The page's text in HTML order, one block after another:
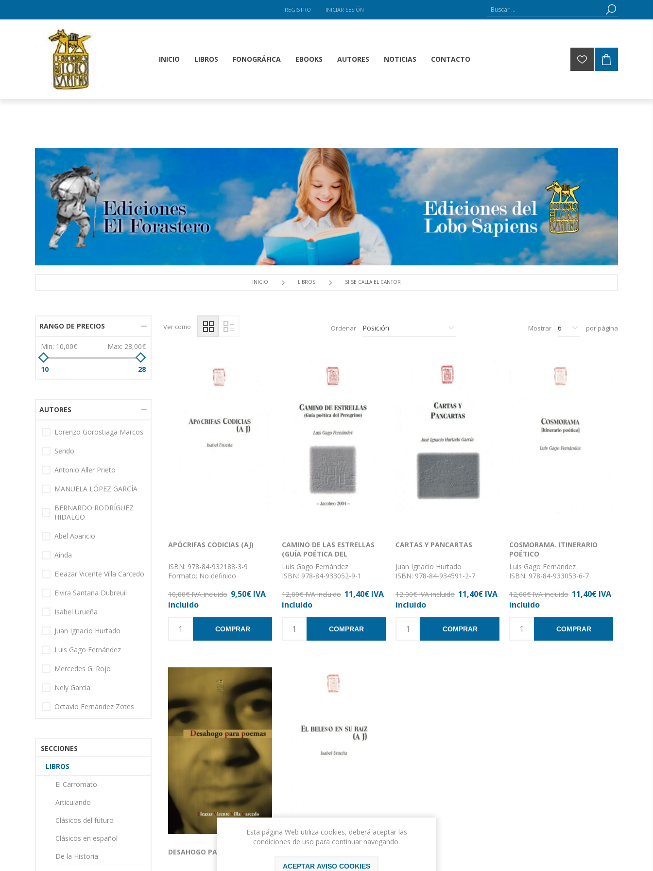
REGISTRO INICIAR SESIÓN
INICIO LIBROS FONOGRÁFICA EBOOKS AUTORES NOTICIAS CONTACTO
INICIO LIBROS SI SE CALLA EL CANTOR
Ver como Ordenar Mostrar por página
APÓCRIFAS CODICIAS (AJ)
ISBN: 978-84-932188-3-9
Formato: No definido
10,00€ IVA incluido 9,50€ IVA
incluido
COMPRAR
CAMINO DE LAS ESTRELLAS
(GUÍA POÉTICA DEL
PEREGRINO)
Luis Gago Fernández
ISBN: 978-84-933052-9-1
Nº de páginas: 152
Encuadernación: Rústica
12,00€ IVA incluido 11,40€ IVA
incluido
COMPRAR
CARTAS Y PANCARTAS
Juan Ignacio Hurtado
ISBN: 978-84-934591-2-7
Nº de páginas: 120
Encuadernación: Rústica
12,00€ IVA incluido 11,40€ IVA
incluido
COMPRAR
COSMORAMA. ITINERARIO
POÉTICO
Luis Gago Fernández
ISBN: 978-84-933053-6-7
Nº de páginas: 127
Encuadernación: Rústica
12,00€ IVA incluido 11,40€ IVA
incluido
COMPRAR
DESAHOGO PARA POEMAS
RANGO DE PRECIOS
Min: 10,00€ Max: 28,00€
10 28
AUTORES
Lorenzo Gorostiaga Marcos
Sendo
Antonio Aller Prieto
MANUELA LÓPEZ GARCÍA
BERNARDO RODRÍGUEZ
HIDALGO
Abel Aparicio
Aínda
Eleazar Vicente Villa Carcedo
Elvira Santana Dubreuil
Isabel Urueña
Juan Ignacio Hurtado
Luis Gago Fernández
Mercedes G. Rojo
Nely García
Octavio Fernández Zotes
SECCIONES
LIBROS
El Carromato
Articulando
Clásicos del futuro
Clásicos en español
De la Historia
Esta página Web utiliza cookies, deberá aceptar las
condiciones de uso para continuar navegando.
ACEPTAR AVISO COOKIES